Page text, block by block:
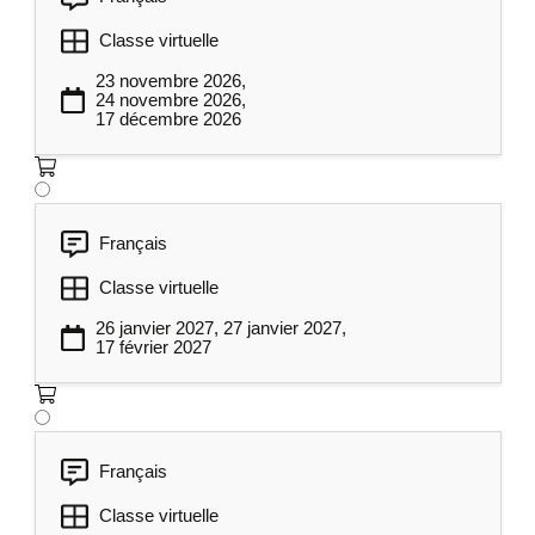
Pratiquer la délégation humaine et
efficace.
Les bonnes pratiques en délégation.
8
Identifier les principaux problèmes
rencontrés en animation de réunion.
5 essentiels en animation efficace des
réunions :
Classe virtuelle
23 novembre 2026,
24 novembre 2026,
17 décembre 2026
Français
Classe virtuelle
26 janvier 2027, 27 janvier 2027,
17 février 2027
Français
Classe virtuelle